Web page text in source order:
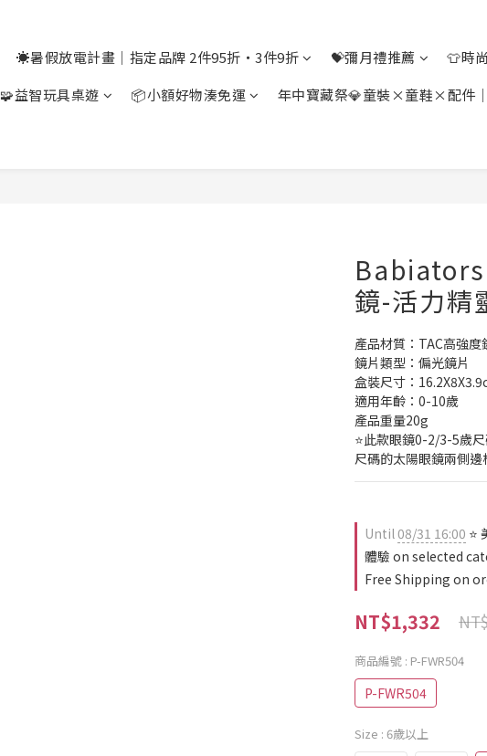
☀️暑假放電計畫｜指定品牌 2件95折・3件9折 💝彌月禮推薦
👕時
🧩益智玩具桌遊 📦小額好物湊免運
年中寶藏祭💎童裝×童鞋×配件
Babiators
鏡-活力精
產品材質：TAC高強
鏡片類型：偏光鏡片
盒裝尺寸：
適用年齡：0-10歲
產品重量20g
⭐此款眼鏡0-2/3-5歲
尺碼的太陽眼鏡兩側邊
Until08/31 16:00 ⭐
體驗 on selected
Free Shipping on
NT$1,332
商品編號 : P-FWR504
P-FWR504
Size : 6歲以上